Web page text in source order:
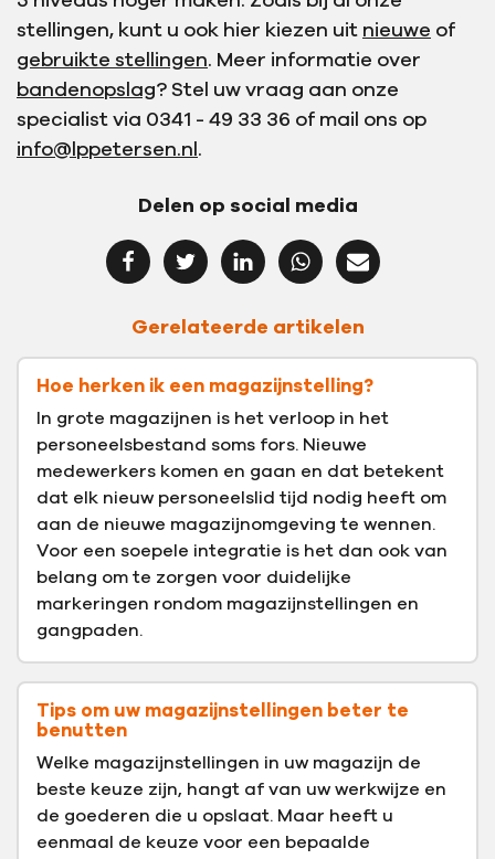
stellingen, kunt u ook hier kiezen uit nieuwe of
gebruikte stellingen. Meer informatie over
bandenopslag? Stel uw vraag aan onze
specialist via 0341 - 49 33 36 of mail ons op
info@lppetersen.nl .
Delen op social media
Gerelateerde artikelen
Hoe herken ik een magazijnstelling?
In grote magazijnen is het verloop in het
personeelsbestand soms fors. Nieuwe
medewerkers komen en gaan en dat betekent
dat elk nieuw personeelslid tijd nodig heeft om
aan de nieuwe magazijnomgeving te wennen.
Voor een soepele integratie is het dan ook van
belang om te zorgen voor duidelijke
markeringen rondom magazijnstellingen en
gangpaden.
Tips om uw magazijnstellingen beter te
benutten
Welke magazijnstellingen in uw magazijn de
beste keuze zijn, hangt af van uw werkwijze en
de goederen die u opslaat. Maar heeft u
eenmaal de keuze voor een bepaalde